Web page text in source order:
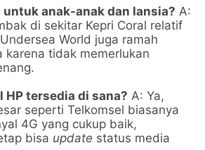
untuk anak-anak dan lansia? A:
di sekitar Kepri Coral relatif
World juga ramah
karena tidak memerlukan
HP tersedia di sana? A: Ya,
seperti Telkomsel biasanya
4G yang cukup baik,
bisa update status media